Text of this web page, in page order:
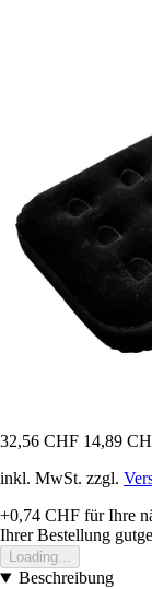
32,56 CHF 14,89
inkl. MwSt. zzgl.
+0,74 CHF für Ihre
Ihrer Bestellung
Loading...
Beschreibung